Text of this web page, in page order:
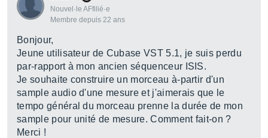
Nouvel·le AFfilié·e
Membre depuis 22 ans
Bonjour,
Jeune utilisateur de Cubase VST 5.1, je suis perdu
par-rapport à mon ancien séquenceur ISIS.
Je souhaite construire un morceau à-partir d'un
sample audio d'une mesure et j'aimerais que le
tempo général du morceau prenne la durée de mon
sample pour unité de mesure. Comment fait-on ?
Merci !